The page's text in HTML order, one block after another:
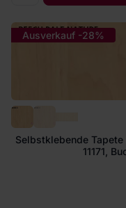
Ausverkauf -28%
Selbstklebende
11171,